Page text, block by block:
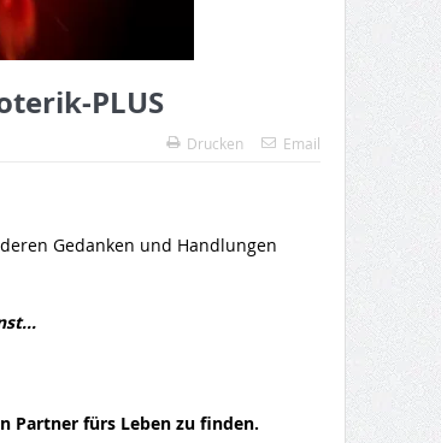
PLUS
Drucken Email
Gedanken und Handlungen
Partner fürs Leben zu finden.